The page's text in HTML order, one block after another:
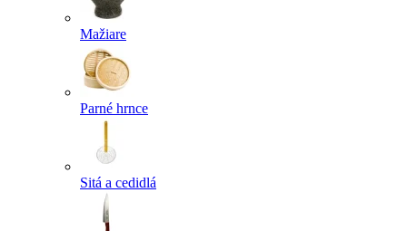
Mažiare
Parné hrnce
Sitá a cedidlá